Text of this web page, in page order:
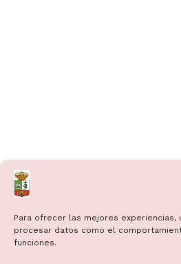
Para ofrecer las mejores
procesar datos como el
funciones.